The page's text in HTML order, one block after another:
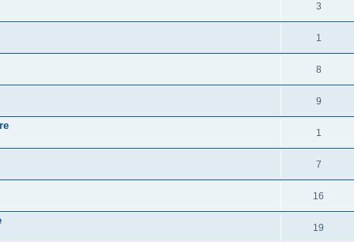
3
1
8
9
1
7
16
19